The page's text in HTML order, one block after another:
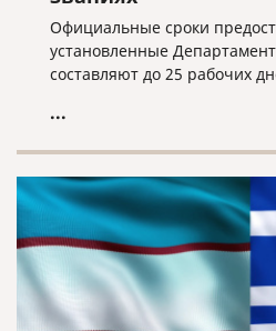
Официальные сроки
установленные
составляют до 25 рабочих
...